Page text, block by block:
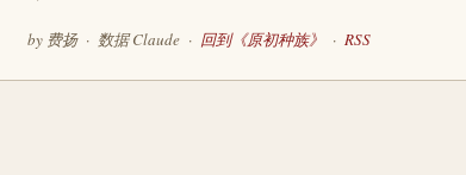
by 费扬 · 数据 Claude · 回到《原初种族》 · RSS